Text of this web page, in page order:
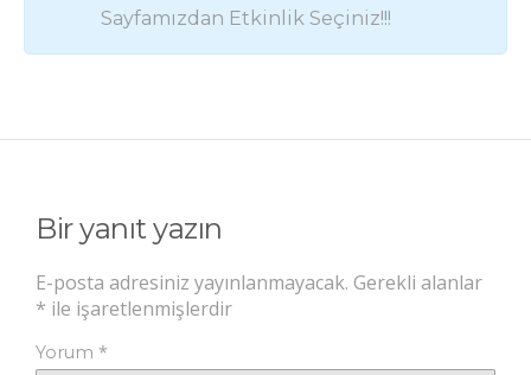
Sayfamızdan Etkinlik Seçiniz!!!
Bir yanıt yazın
E-posta adresiniz yayınlanmayacak. Gerekli alanlar
* ile işaretlenmişlerdir
Yorum *